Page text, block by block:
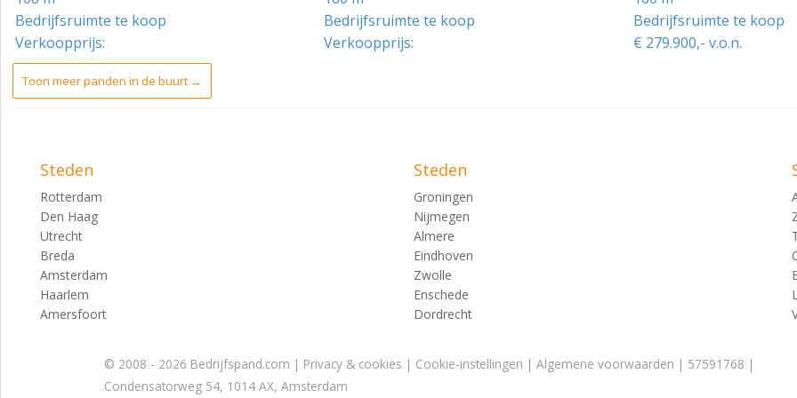
Milieucategoriën 1 en 2 vallen is mogelijk.
Voorbehoud
Aanbieding onder voorbehoud gunning en juistheid verstrekte informatie.
Bedrijfsruimte te koop
Verkoopprijs:
Bedrijfsruimte te koop
Verkoopprijs:
Bedrijfsruimte te koop
€ 279.900,- v.o.n.
Toon meer panden in de buurt →
Steden
Rotterdam
Den Haag
Utrecht
Breda
Amsterdam
Haarlem
Amersfoort
Steden
Groningen
Nijmegen
Almere
Eindhoven
Zwolle
Enschede
Dordrecht
© 2008 - 2026 Bedrijfspand.com | Privacy & cookies | Cookie-instellingen | Algemene voorwaarden | 57591768 |
Condensatorweg 54, 1014 AX, Amsterdam